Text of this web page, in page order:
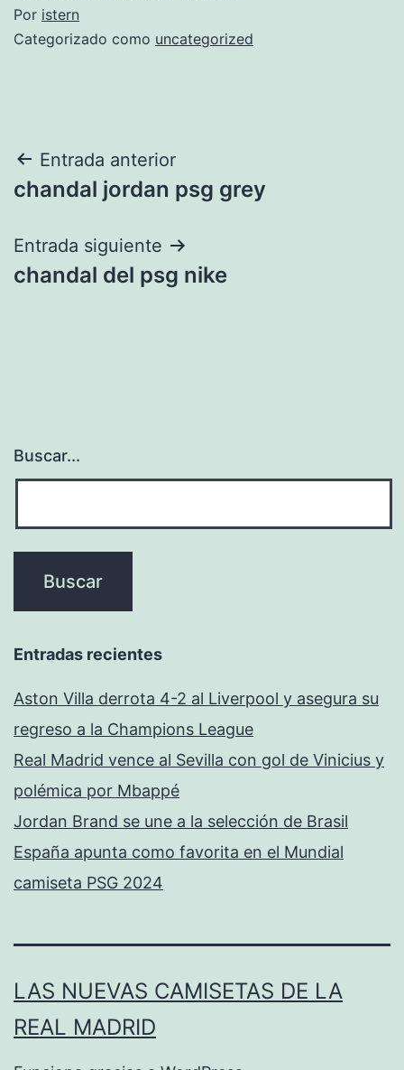
Por istern
Categorizado como uncategorized
Navegación
de
entradas
Entrada anterior
chandal jordan psg grey
Entrada siguiente
chandal del psg nike
Buscar...
Entradas recientes
Aston Villa derrota 4-2 al Liverpool y asegura su
regreso a la Champions League
Real Madrid vence al Sevilla con gol de Vinicius y
polémica por Mbappé
Jordan Brand se une a la selección de Brasil
España apunta como favorita en el Mundial
camiseta PSG 2024
LAS NUEVAS CAMISETAS DE LA
REAL MADRID